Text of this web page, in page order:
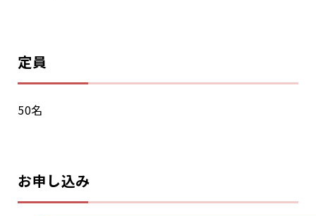
定員
50名
お申し込み